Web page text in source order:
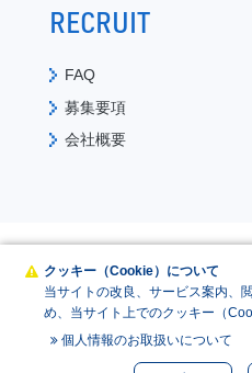
RECRUIT
FAQ
募集要項
会社概要
コーポレー
個人情報
Copyright © MRI Research
クッキー（Cookie）について
当サイトの改良、サービス案内、
め、当サイト上でのクッキー（
個人情報のお取扱いについて